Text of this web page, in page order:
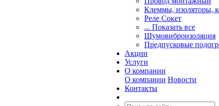
Клеммы, изоляторы,
Реле Сокет
... Показать все
Шумовиброизоляция
Предпусковые
Акции
Услуги
О компании
О компании Новости
Контакты